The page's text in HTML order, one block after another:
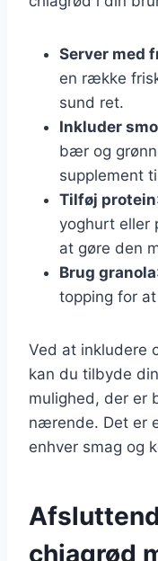
Server med
en række
sund ret.
Inkluder
bær og
supplement
Tilføj protein
yoghurt eller
at gøre den
Brug granola
topping for
Ved at inkludere
kan du tilbyde
mulighed, der er
nærende. Det er
enhver smag og
chiagrød